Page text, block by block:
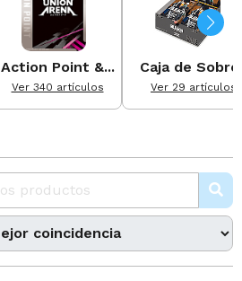
Action Point &...
Ver 340 artículos
Caja de
Ver 29 artículos